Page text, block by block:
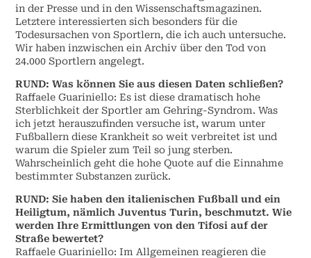
in der Presse und in den Wissenschaftsmagazinen.
Letztere interessierten sich besonders für die
Todesursachen von Sportlern, die ich auch untersuche.
Wir haben inzwischen ein Archiv über den Tod von
24.000 Sportlern angelegt.
RUND: Was können Sie aus diesen Daten schließen?
Raffaele Guariniello: Es ist diese dramatisch hohe
Sterblichkeit der Sportler am Gehring-Syndrom. Was
ich jetzt herauszufinden versuche ist, warum unter
Fußballern diese Krankheit so weit verbreitet ist und
warum die Spieler zum Teil so jung sterben.
Wahrscheinlich geht die hohe Quote auf die Einnahme
bestimmter Substanzen zurück.
RUND: Sie haben den italienischen Fußball und ein
Heiligtum, nämlich Juventus Turin, beschmutzt. Wie
werden Ihre Ermittlungen von den Tifosi auf der
Straße bewertet?
Raffaele Guariniello: Im Allgemeinen reagieren die